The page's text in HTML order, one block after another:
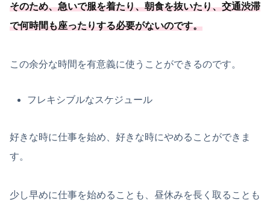
そのため、急いで服を着たり、朝食を抜いたり、交通渋滞
で何時間も座ったりする必要がないのです。
この余分な時間を有意義に使うことができるのです。
フレキシブルなスケジュール
好きな時に仕事を始め、好きな時にやめることができま
す。
少し早めに仕事を始めることも、昼休みを長く取ることも